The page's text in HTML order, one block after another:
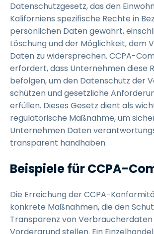
Datenschutzgesetz, das den
Kaliforniens spezifische Rechte in
persönlichen Daten gewährt,
Löschung und der Möglichkeit, dem
Daten zu widersprechen. CCPA-
erfordert, dass Unternehmen diese
befolgen, um den Datenschutz der
schützen und gesetzliche
erfüllen. Dieses Gesetz dient als
regulatorische Maßnahme, um
Unternehmen Daten
transparent handhaben.
Beispiele für CCPA-
Die Erreichung der CCPA-
konkrete Maßnahmen, die den
Transparenz von Verbraucherdaten